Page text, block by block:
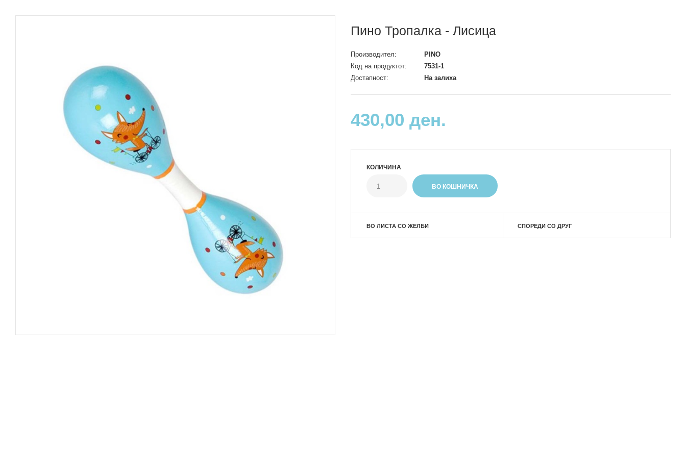
Пино Тропалка - Лисица
Производител:
PINO
Код на продуктот:
7531-1
Достапност:
На залиха
430,00 ден.
КОЛИЧИНА
ВО ЛИСТА СО ЖЕЛБИ СПОРЕДИ СО ДРУГ